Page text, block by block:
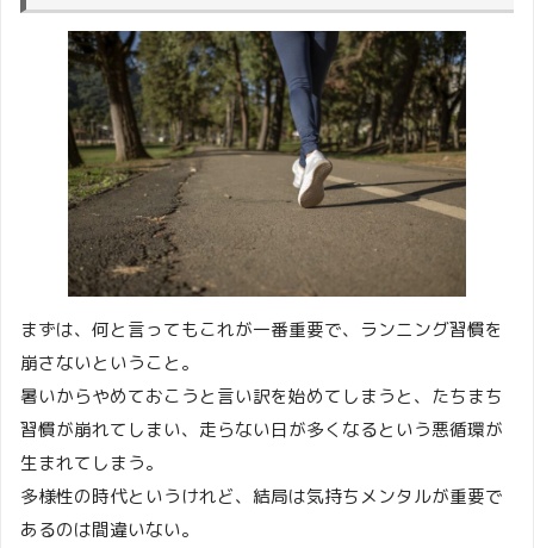
まずは、何と言ってもこれが一番重要で、ランニング習慣を
崩さないということ。
暑いからやめておこうと言い訳を始めてしまうと、たちまち
習慣が崩れてしまい、走らない日が多くなるという悪循環が
生まれてしまう。
多様性の時代というけれど、結局は気持ちメンタルが重要で
あるのは間違いない。